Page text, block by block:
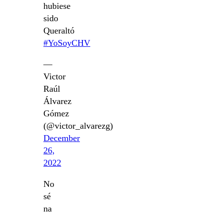
hubiese
sido
Queraltó
#YoSoyCHV
—
Victor
Raúl
Álvarez
Gómez
(@victor_alvarezg)
December
26,
2022
No
sé
na